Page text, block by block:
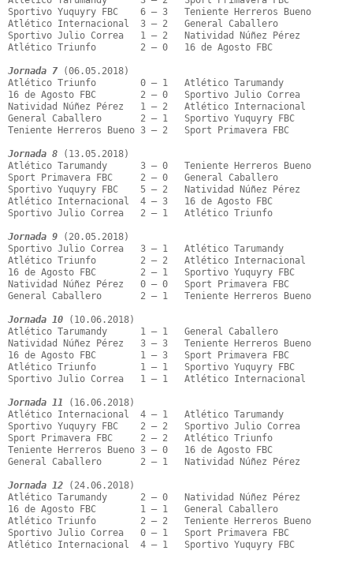
Sportivo Yuquyry FBC    6 – 3   Teniente Herreros Bueno
Atlético Internacional  3 – 2   General Caballero
Sportivo Julio Correa   1 – 2   Natividad Núñez Pérez
Atlético Triunfo        2 – 0   16 de Agosto FBC
Jornada 7 (06.05.2018)
Atlético Triunfo        0 – 1   Atlético Tarumandy
16 de Agosto FBC        2 – 0   Sportivo Julio Correa
Natividad Núñez Pérez   1 – 2   Atlético Internacional
General Caballero       2 – 1   Sportivo Yuquyry FBC
Teniente Herreros Bueno 3 – 2   Sport Primavera FBC
Jornada 8 (13.05.2018)
Atlético Tarumandy      3 – 0   Teniente Herreros Bueno
Sport Primavera FBC     2 – 0   General Caballero
Sportivo Yuquyry FBC    5 – 2   Natividad Núñez Pérez
Atlético Internacional  4 – 3   16 de Agosto FBC
Sportivo Julio Correa   2 – 1   Atlético Triunfo
Jornada 9 (20.05.2018)
Sportivo Julio Correa   3 – 1   Atlético Tarumandy
Atlético Triunfo        2 – 2   Atlético Internacional
16 de Agosto FBC        2 – 1   Sportivo Yuquyry FBC
Natividad Núñez Pérez   0 – 0   Sport Primavera FBC
General Caballero       2 – 1   Teniente Herreros Bueno
Jornada 10 (10.06.2018)
Atlético Tarumandy      1 – 1   General Caballero
Natividad Núñez Pérez   3 – 3   Teniente Herreros Bueno
16 de Agosto FBC        1 – 3   Sport Primavera FBC
Atlético Triunfo        1 – 1   Sportivo Yuquyry FBC
Sportivo Julio Correa   1 – 1   Atlético Internacional
Jornada 11 (16.06.2018)
Atlético Internacional  4 – 1   Atlético Tarumandy
Sportivo Yuquyry FBC    2 – 2   Sportivo Julio Correa
Sport Primavera FBC     2 – 2   Atlético Triunfo
Teniente Herreros Bueno 3 – 0   16 de Agosto FBC
General Caballero       2 – 1   Natividad Núñez Pérez
Jornada 12 (24.06.2018)
Atlético Tarumandy      2 – 0   Natividad Núñez Pérez
16 de Agosto FBC        1 – 1   General Caballero
Atlético Triunfo        2 – 2   Teniente Herreros Bueno
Sportivo Julio Correa   0 – 1   Sport Primavera FBC
Atlético Internacional  4 – 1   Sportivo Yuquyry FBC